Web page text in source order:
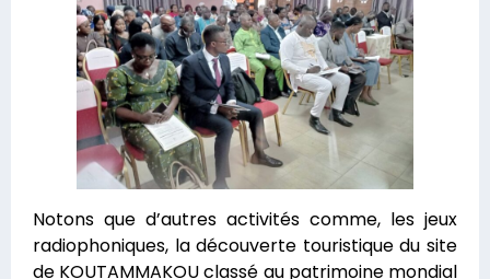
Notons que d’autres activités comme, les jeux
radiophoniques, la découverte touristique du site
de KOUTAMMAKOU classé au patrimoine mondial